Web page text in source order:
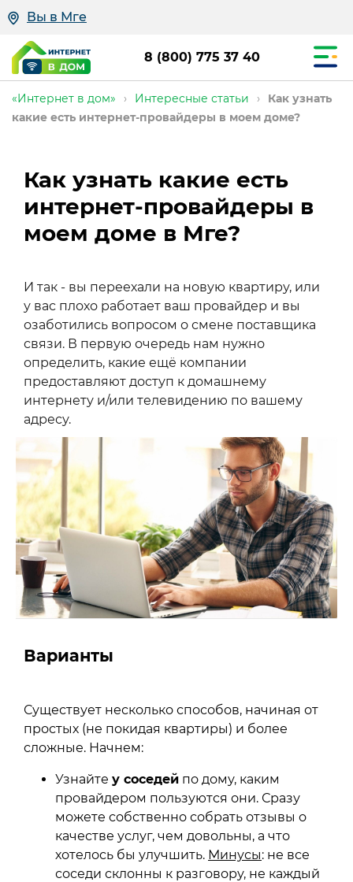
Вы в Мге
8 (800) 775 37 40
«Интернет в дом» › Интересные статьи ›
Как узнать
какие есть интернет-провайдеры в моем доме?
Как узнать какие есть
интернет-провайдеры в
моем доме в Мге?
И так - вы переехали на новую квартиру, или
у вас плохо работает ваш провайдер и вы
озаботились вопросом о смене поставщика
связи. В первую очередь нам нужно
определить, какие ещё компании
предоставляют доступ к домашнему
интернету и/или телевидению по вашему
адресу.
Варианты
Существует несколько способов, начиная от
простых (не покидая квартиры) и более
сложные. Начнем:
Узнайте у соседей по дому, каким
провайдером пользуются они. Сразу
можете собственно собрать отзывы о
качестве услуг, чем довольны, а что
хотелось бы улучшить. Минусы: не все
соседи склонны к разговору, не каждый